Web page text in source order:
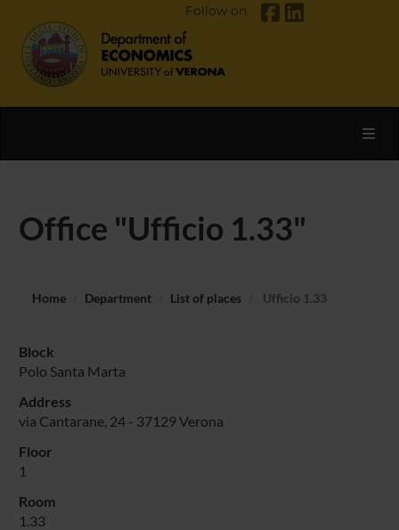
Follow on
Office "Ufficio 1.33"
Home Department List of places Ufficio 1.33
Block
Polo Santa Marta
Address
via Cantarane, 24 - 37129 Verona
Floor
1
Room
1.33